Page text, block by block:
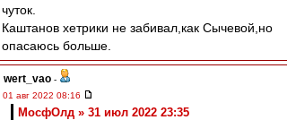
чуток.
Каштанов хетрики не забивал,как Сычевой,но
опасаюсь больше.
wert_vao -
01 авг 2022 08:16
МосфОлд » 31 июл 2022 23:35